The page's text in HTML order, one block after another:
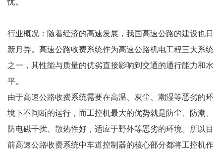
忧。
行业概况：随着经济的高速发展，我国高速公路的建设也日
新月异。高速公路收费系统作为高速公路机电工程三大系统
之一，其性能与质量的优劣直接影响到交通的通行能力和水
平。
由于高速公路收费系统需要在高温、灰尘、潮湿等恶劣的环
境下不间断的运行，而工控机最大的优势就是防尘、防潮、
防电磁干扰、散热性好，适应于野外等恶劣的环境。所以目
前高速公路收费系统中车道控制器的核心部分都将工控机作